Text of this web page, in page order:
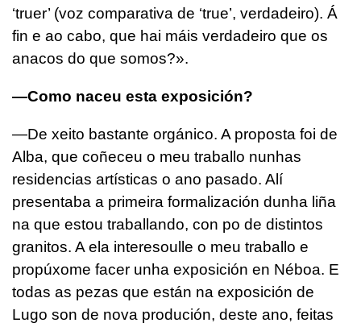
‘truer’ (voz comparativa de ‘true’, verdadeiro). Á
fin e ao cabo, que hai máis verdadeiro que os
anacos do que somos?».
—Como naceu esta exposición?
—De xeito bastante orgánico. A proposta foi de
Alba, que coñeceu o meu traballo nunhas
residencias artísticas o ano pasado. Alí
presentaba a primeira formalización dunha liña
na que estou traballando, con po de distintos
granitos. A ela interesoulle o meu traballo e
propúxome facer unha exposición en Néboa. E
todas as pezas que están na exposición de
Lugo son de nova produción, deste ano, feitas